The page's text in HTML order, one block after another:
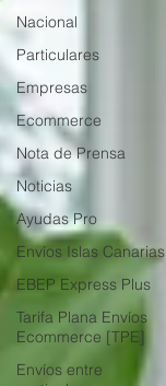
Nacional
Particulares
Empresas
Ecommerce
Nota de Prensa
Noticias
Ayudas Pro
Envíos Islas Canarias
EBEP Express Plus
Tarifa Plana Envíos
Ecommerce [TPE]
Envíos entre